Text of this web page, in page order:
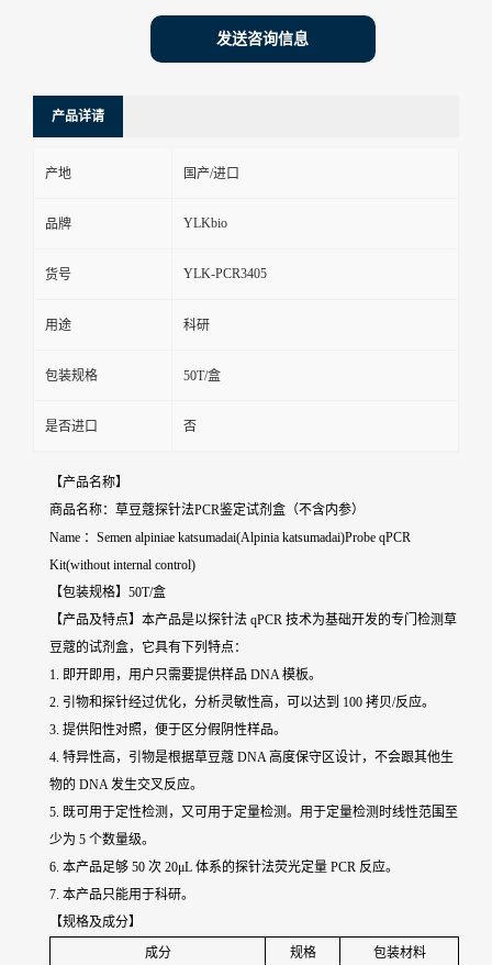
发送咨询信息
产品详请
产地 国产/进口
品牌 YLKbio
货号 YLK-PCR3405
用途 科研
包装规格 50T/盒
是否进口 否
【产品名称】
商品名称：草豆蔻探针法PCR鉴定试剂盒（不含内参）
Name ：Semen alpiniae katsumadai(Alpinia katsumadai)Probe qPCR
Kit(without internal control)
【包装规格】50T/盒
【产品及特点】本产品是以探针法 qPCR 技术为基础开发的专门检测草
豆蔻的试剂盒，它具有下列特点：
1. 即开即用，用户只需要提供样品 DNA 模板。
2. 引物和探针经过优化，分析灵敏性高，可以达到 100 拷贝/反应。
3. 提供阳性对照，便于区分假阴性样品。
4. 特异性高，引物是根据草豆蔻 DNA 高度保守区设计，不会跟其他生
物的 DNA 发生交叉反应。
5. 既可用于定性检测，又可用于定量检测。用于定量检测时线性范围至
少为 5 个数量级。
6. 本产品足够 50 次 20μL 体系的探针法荧光定量 PCR 反应。
7. 本产品只能用于科研。
【规格及成分】
成分
规格 包装材料